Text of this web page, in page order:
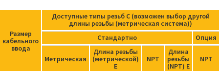
Размер
кабельного
ввода
Доступные типы резьб C (возможен выбор другой
длины резьбы (метрическая система))
Стандартно
Опция
Метрическая
Длина резьбы
(метрической)
Е
NPT
Длина
резьбы
(NPT) Е
NPT